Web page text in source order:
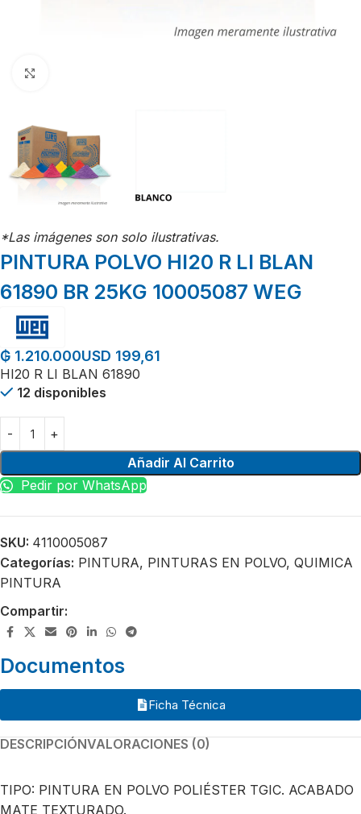
*Las imágenes son solo ilustrativas.
PINTURA POLVO HI20 R LI BLAN
61890 BR 25KG 10005087 WEG
₲ 1.210.000USD 199,61
HI20 R LI BLAN 61890
12 disponibles
Añadir Al Carrito
Pedir por WhatsApp
SKU: 4110005087
Categorías: PINTURA, PINTURAS EN POLVO, QUIMICA
PINTURA
Compartir:
Documentos
Ficha Técnica
DESCRIPCIÓNVALORACIONES (0)
TIPO: PINTURA EN POLVO POLIÉSTER TGIC. ACABADO
MATE TEXTURADO.